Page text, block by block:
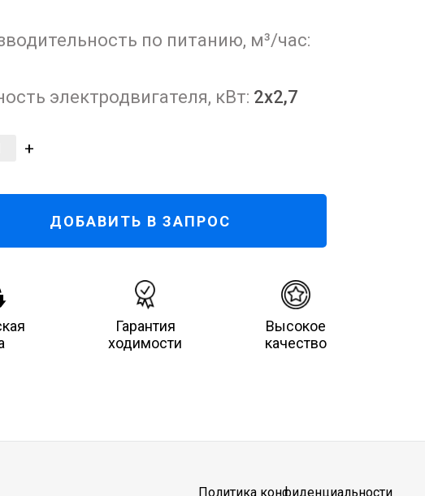
по питанию, м³/час:
электродвигателя, кВт: 2x2,7
+
ДОБАВИТЬ В ЗАПРОС
Гарантия
ходимости
Высокое
качество
Политика конфиденциальности